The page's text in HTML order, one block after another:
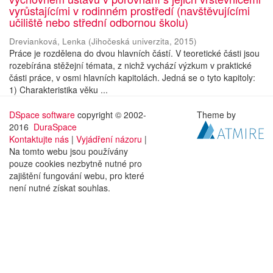
vyrůstajícími v rodinném prostředí (navštěvujícími
učiliště nebo střední odbornou školu)
Drevianková, Lenka (Jihočeská univerzita, 2015)
Práce je rozdělena do dvou hlavních částí. V teoretické části jsou
rozebírána stěžejní témata, z nichž vychází výzkum v praktické
části práce, v osmi hlavních kapitolách. Jedná se o tyto kapitoly:
1) Charakteristika věku ...
DSpace software copyright © 2002-
2016 DuraSpace
Kontaktujte nás | Vyjádření názoru |
Na tomto webu jsou používány
pouze cookies nezbytně nutné pro
zajištění fungování webu, pro které
není nutné získat souhlas.
Theme by